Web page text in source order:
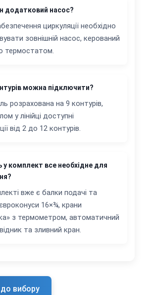
додатковий насос?
циркуляції необхідно
зовнішній насос, керований
термостатом.
можна підключити?
розрахована на 9 контурів,
у лінійці доступні
від 2 до 12 контурів.
у комплект все необхідне для
вже є балки подачі та
16×¾, крани
з термометром, автоматичний
та зливний кран.
вибору